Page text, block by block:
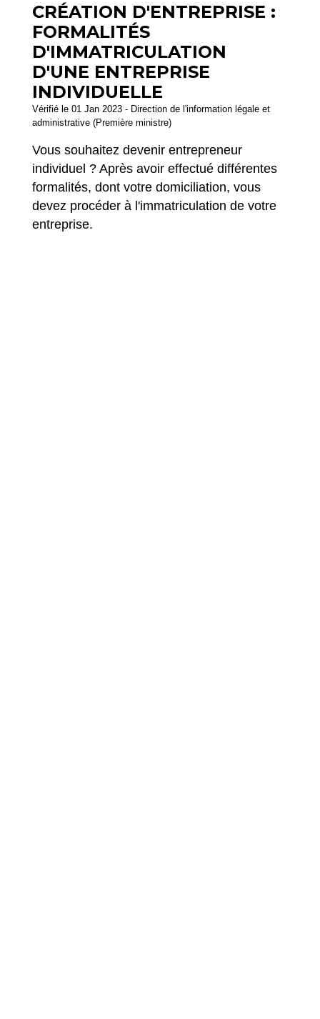
CRÉATION D'ENTREPRISE :
FORMALITÉS
D'IMMATRICULATION
D'UNE ENTREPRISE
INDIVIDUELLE
Vérifié le 01 Jan 2023 - Direction de l'information légale et
administrative (Première ministre)
Vous souhaitez devenir entrepreneur
individuel ? Après avoir effectué différentes
formalités, dont votre domiciliation, vous
devez procéder à l'immatriculation de votre
entreprise.